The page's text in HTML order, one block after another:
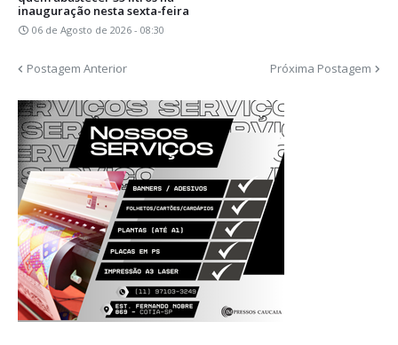
inauguração nesta sexta-feira
06 de Agosto de 2026 - 08:30
Postagem Anterior Próxima Postagem